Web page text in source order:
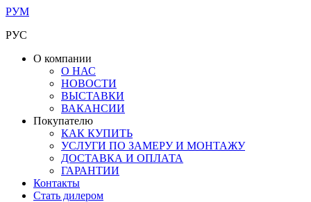
РУМ
РУС
О компании
О НАС
НОВОСТИ
ВЫСТАВКИ
ВАКАНСИИ
Покупателю
КАК КУПИТЬ
УСЛУГИ ПО ЗАМЕРУ И МОНТАЖУ
ДОСТАВКА И ОПЛАТА
ГАРАНТИИ
Контакты
Стать дилером